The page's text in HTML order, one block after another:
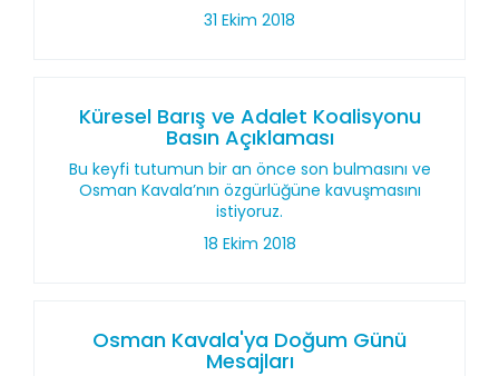
31 Ekim 2018
Küresel Barış ve Adalet Koalisyonu
Basın Açıklaması
Bu keyfi tutumun bir an önce son bulmasını ve
Osman Kavala’nın özgürlüğüne kavuşmasını
istiyoruz.
18 Ekim 2018
Osman Kavala'ya Doğum Günü
Mesajları